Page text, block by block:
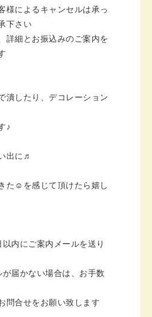
様によるキャンセルは承っ
下さい
詳細とお振込みのご案内を
潰したり、デコレーション
♪
出に♬
た☺を感じて頂けたら嬉し
内にご案内メールを送り
届かない場合は、お手数
問合せをお願い致します